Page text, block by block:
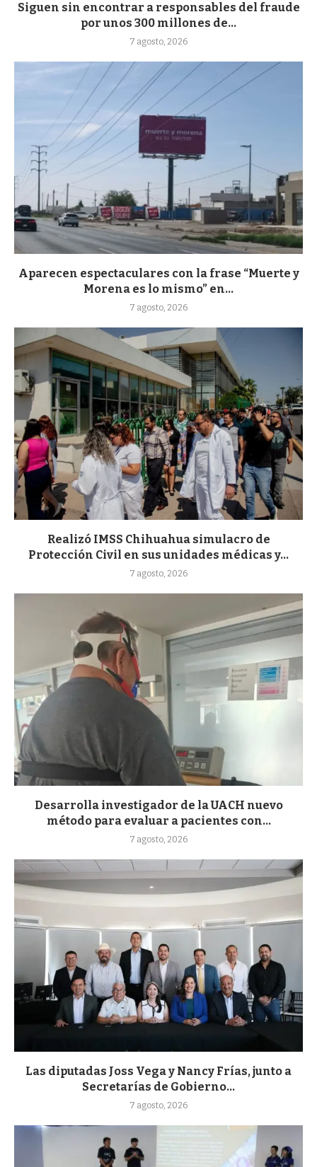
Siguen sin encontrar a responsables del fraude
por unos 300 millones de...
7 agosto, 2026
Aparecen espectaculares con la frase “Muerte y
Morena es lo mismo” en...
7 agosto, 2026
Realizó IMSS Chihuahua simulacro de
Protección Civil en sus unidades médicas y...
7 agosto, 2026
Desarrolla investigador de la UACH nuevo
método para evaluar a pacientes con...
7 agosto, 2026
Las diputadas Joss Vega y Nancy Frías, junto a
Secretarías de Gobierno...
7 agosto, 2026